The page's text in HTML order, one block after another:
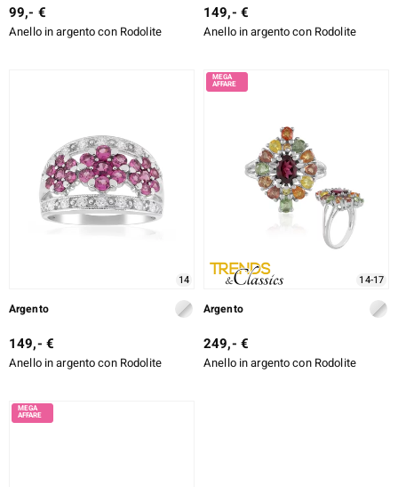
99,- €
Anello in argento con Rodolite
149,- €
Anello in argento con Rodolite
14
Argento
149,- €
Anello in argento con Rodolite
14-17
Argento
249,- €
Anello in argento con Rodolite